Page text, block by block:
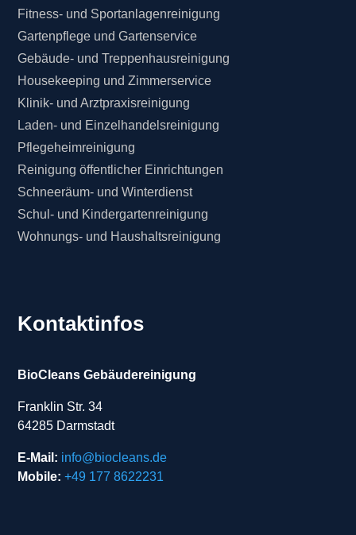
Fitness- und Sportanlagenreinigung
Gartenpflege und Gartenservice
Gebäude- und Treppenhausreinigung
Housekeeping und Zimmerservice
Klinik- und Arztpraxisreinigung
Laden- und Einzelhandelsreinigung
Pflegeheimreinigung
Reinigung öffentlicher Einrichtungen
Schneeräum- und Winterdienst
Schul- und Kindergartenreinigung
Wohnungs- und Haushaltsreinigung
Kontaktinfos
BioCleans Gebäudereinigung
Franklin Str. 34
64285 Darmstadt
E-Mail: info@biocleans.de
Mobile: +49 177 8622231